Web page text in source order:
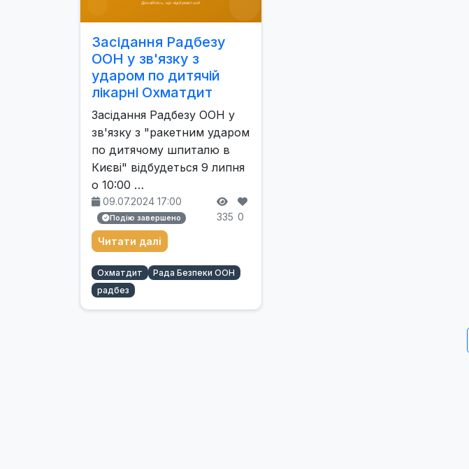
Засідання Радбезу
ООН у зв'язку з
ударом по дитячій
лікарні Охматдит
Засідання Радбезу ООН у
зв'язку з "ракетним ударом
по дитячому шпиталю в
Києві" відбудеться 9 липня
о 10:00 …
09.07.2024 17:00
Подію завершено 335 0
Читати далі
Охматдит
Рада Безпеки ООН
радбез